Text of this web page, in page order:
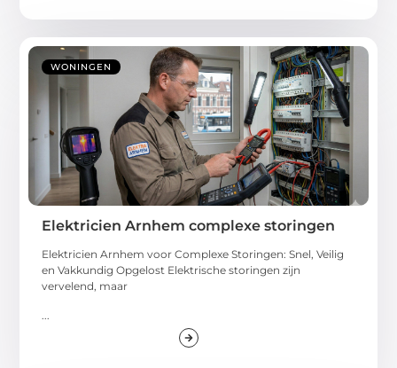
WONINGEN
Elektricien Arnhem complexe storingen
Elektricien Arnhem voor Complexe Storingen: Snel, Veilig
en Vakkundig Opgelost Elektrische storingen zijn
vervelend, maar